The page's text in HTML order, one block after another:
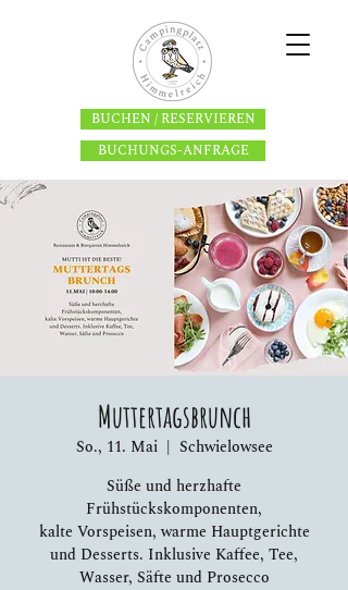
BUCHEN / RESERVIEREN
BUCHUNGS-ANFRAGE
Muttertagsbrunch
So., 11. Mai
  |
Schwielowsee
Süße und herzhafte
Frühstückskomponenten,
kalte Vorspeisen, warme Hauptgerichte
und Desserts. Inklusive Kaffee, Tee,
Wasser, Säfte und Prosecco